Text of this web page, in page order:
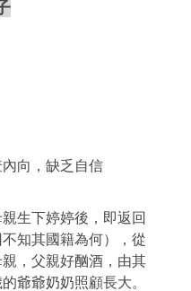
向，缺乏自信
生下婷婷後，即返回
知其國籍為何），從
，父親好酗酒，由其
爺爺奶奶照顧長大。